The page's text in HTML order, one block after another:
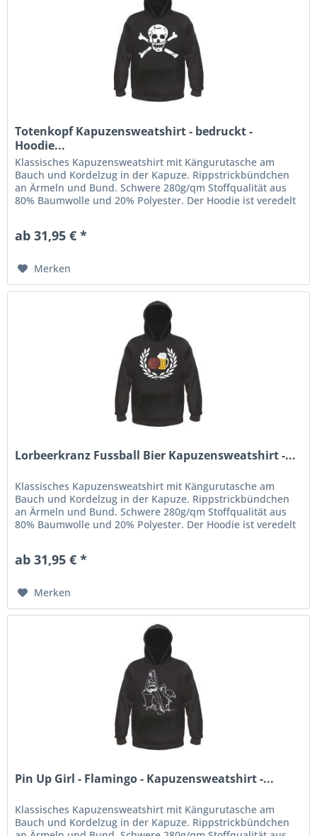
Totenkopf Kapuzensweatshirt - bedruckt -
Hoodie...
Klassisches Kapuzensweatshirt mit Kängurutasche am
Bauch und Kordelzug in der Kapuze. Rippstrickbündchen
an Ärmeln und Bund. Schwere 280g/qm Stoffqualität aus
80% Baumwolle und 20% Polyester. Der Hoodie ist veredelt
ab 31,95 € *
Merken
Lorbeerkranz Fussball Bier Kapuzensweatshirt -...
Klassisches Kapuzensweatshirt mit Kängurutasche am
Bauch und Kordelzug in der Kapuze. Rippstrickbündchen
an Ärmeln und Bund. Schwere 280g/qm Stoffqualität aus
80% Baumwolle und 20% Polyester. Der Hoodie ist veredelt
ab 31,95 € *
Merken
Pin Up Girl - Flamingo - Kapuzensweatshirt -...
Klassisches Kapuzensweatshirt mit Kängurutasche am
Bauch und Kordelzug in der Kapuze. Rippstrickbündchen